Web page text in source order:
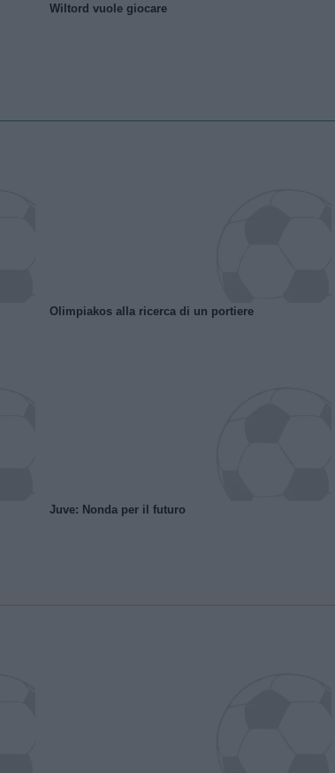
Wiltord vuole giocare
Olimpiakos alla ricerca di un portiere
Juve: Nonda per il futuro